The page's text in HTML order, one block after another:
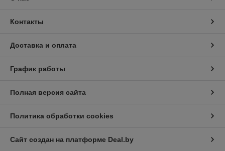
Контакты
Доставка и оплата
График работы
Полная версия сайта
Политика обработки cookies
Сайт создан на платформе Deal.by